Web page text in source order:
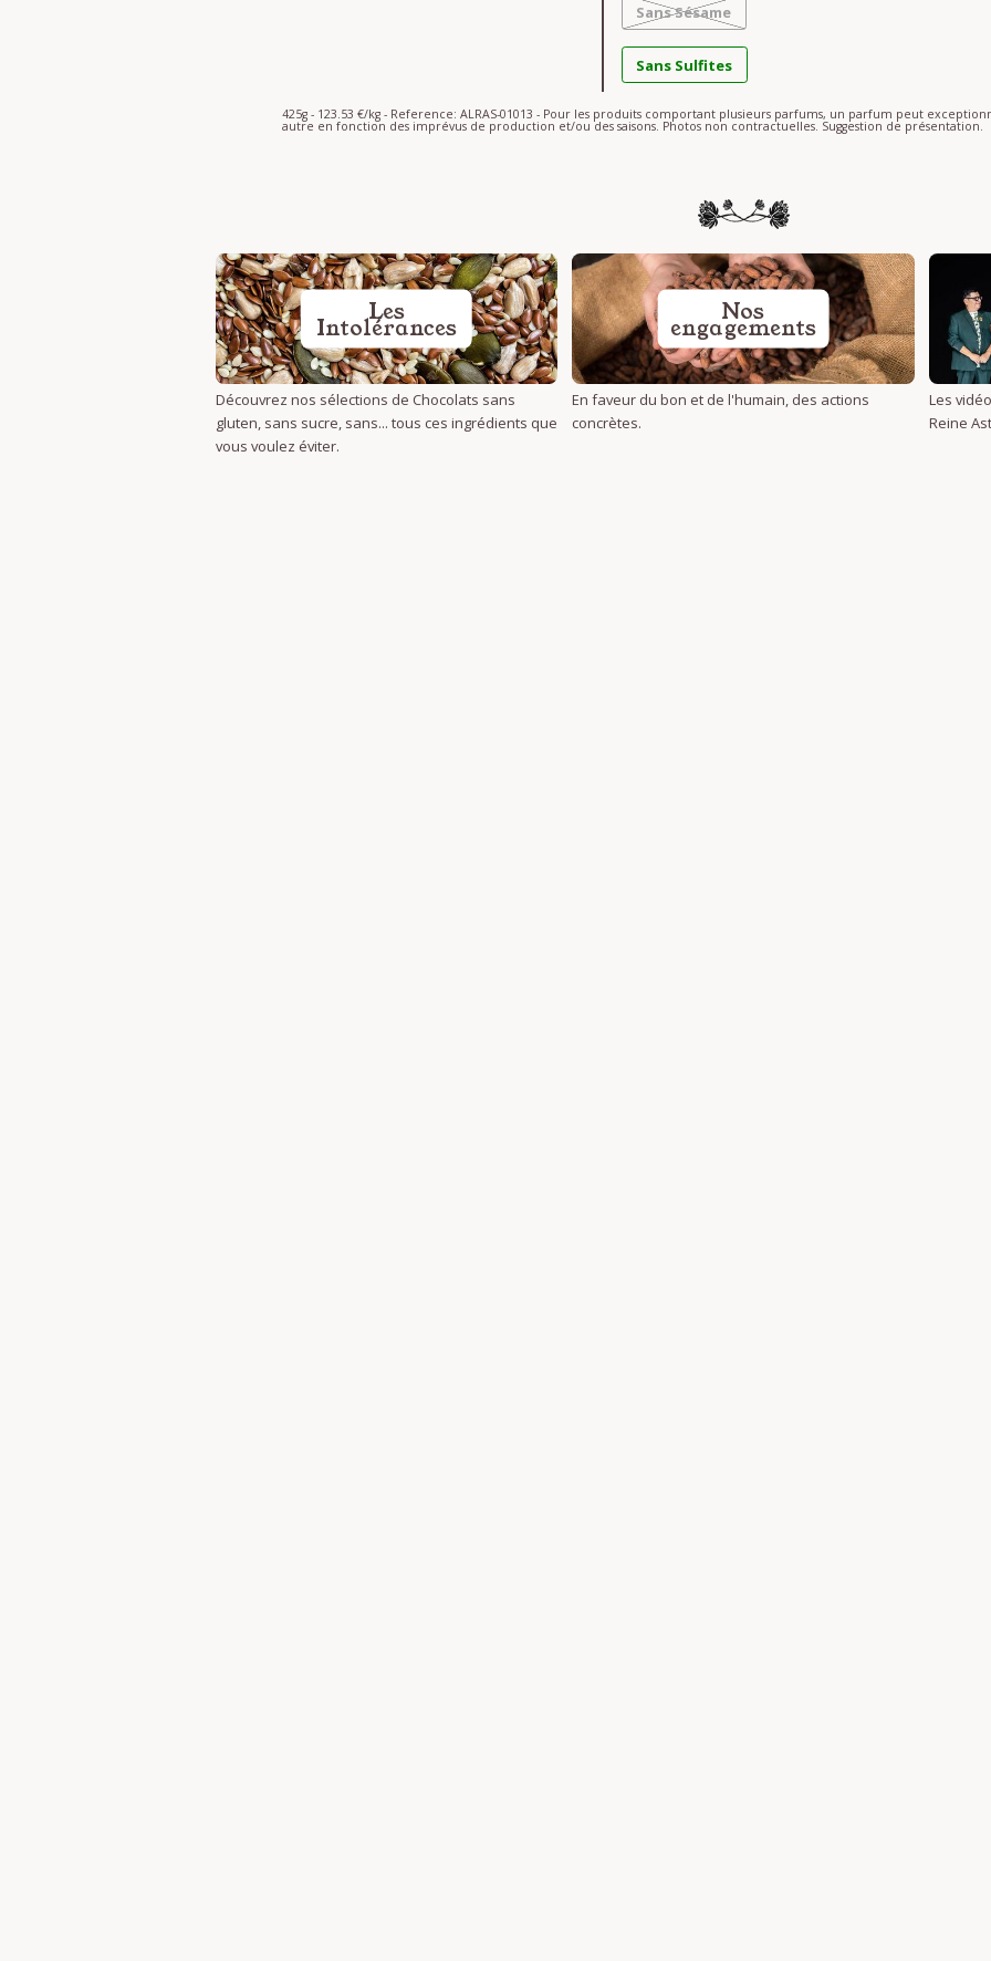
Sans Sésame
Sans Sulfites
425g - 123.53 €/kg - Reference: ALRAS-01013 - Pour les produits comportant plusieurs parfums, un parfum peut
autre en fonction des imprévus de production et/ou des saisons. Photos non contractuelles. Suggestion de présentation.
Les
Intolérances
Découvrez nos sélections de Chocolats sans
gluten, sans sucre, sans... tous ces ingrédients que
vous voulez éviter.
Nos
engagements
En faveur du bon et de l'humain, des actions
concrètes.
Les
Reine